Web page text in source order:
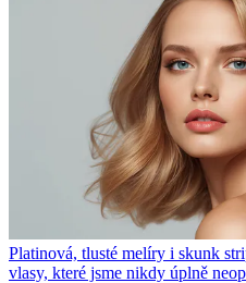
Platinová, tlusté melíry i skunk
vlasy, které jsme nikdy úplně